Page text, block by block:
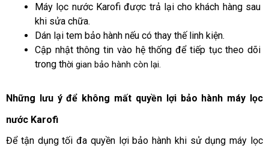
Máy lọc nước Karofi được trả lại cho khách hàng sau
khi sửa chữa.
Dán lại tem bảo hành nếu có thay thế linh kiện.
Cập nhật thông tin vào hệ thống để tiếp tục theo dõi
trong thời gian bảo hành còn lại.
Những lưu ý để không mất quyền lợi bảo hành máy lọc
nước Karofi
Để tận dụng tối đa quyền lợi bảo hành khi sử dụng máy lọc